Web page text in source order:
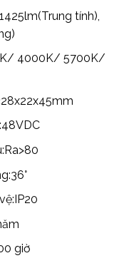
tính),
4000K/ 5700K/
48VDC
Ra>80
36°
IP20
giờ